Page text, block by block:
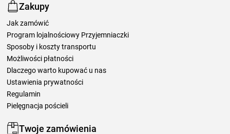
Zakupy
Jak zamówić
Program lojalnościowy Przyjemniaczki
Sposoby i koszty transportu
Możliwości płatności
Dlaczego warto kupować u nas
Ustawienia prywatności
Regulamin
Pielęgnacja pościeli
Twoje zamówienia